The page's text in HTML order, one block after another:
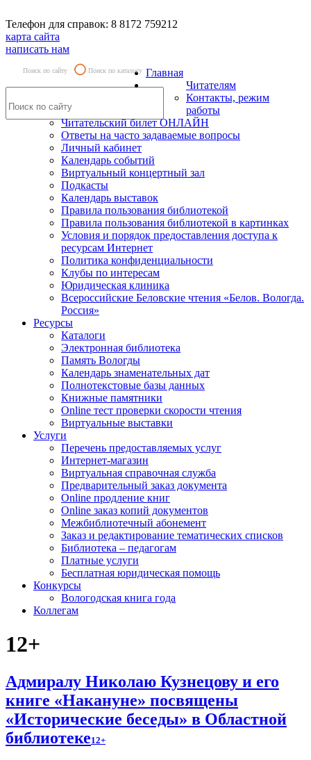
Телефон для справок: 8 8172 759212
карта сайта
написать нам
Поиск по сайту Поиск по каталогу Главная
Читателям
Контакты, режим
работы
Читательский билет ОНЛАЙН
Ответы на часто задаваемые вопросы
Личный кабинет
Календарь событий
Виртуальный концертный зал
Подкасты
Календарь выставок
Правила пользования библиотекой
Правила пользования библиотекой в картинках
Условия и порядок предоставления доступа к
ресурсам Интернет
Политика конфиденциальности
Клубы по интересам
Юридическая клиника
Всероссийские Беловские чтения «Белов. Вологда.
Россия»
Ресурсы
Каталоги
Электронная библиотека
Память Вологды
Календарь знаменательных дат
Полнотекстовые базы данных
Книжные памятники
Online тест проверки скорости чтения
Виртуальные выставки
Услуги
Перечень предоставляемых услуг
Интернет-магазин
Виртуальная справочная служба
Предварительный заказ документа
Online продление книг
Online заказ копий документов
Межбиблиотечный абонемент
Заказ и редактирование тематических списков
Библиотека – педагогам
Платные услуги
Бесплатная юридическая помощь
Конкурсы
Вологодская книга года
Коллегам
12+
Адмиралу Николаю Кузнецову и его
книге «Накануне» посвящены
«Исторические беседы» в Областной
библиотеке12+